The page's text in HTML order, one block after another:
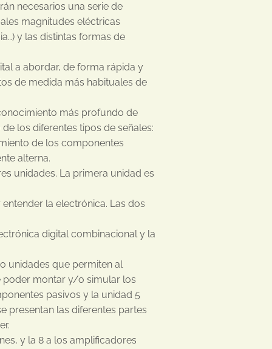
necesarios una serie de
magnitudes eléctricas
y las distintas formas de
a abordar, de forma rápida y
de medida más habituales de
más profundo de
los diferentes tipos de señales:
de los componentes
alterna.
unidades. La primera unidad es
la electrónica. Las dos
digital combinacional y la
unidades que permiten al
poder montar y/o simular los
pasivos y la unidad 5
presentan las diferentes partes
y la 8 a los amplificadores